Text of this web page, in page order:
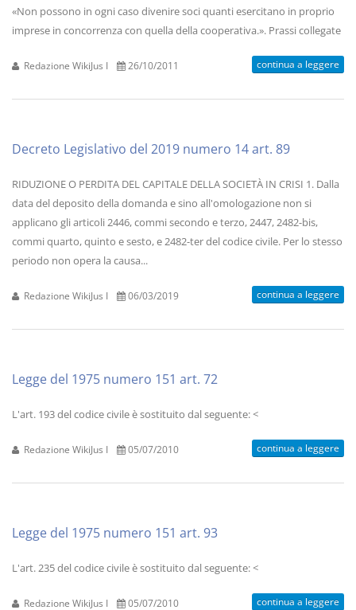
«Non possono in ogni caso divenire soci quanti esercitano in proprio
imprese in concorrenza con quella della cooperativa.». Prassi collegate
Redazione WikiJus I 26/10/2011 continua a leggere
Decreto Legislativo del 2019 numero 14 art. 89
RIDUZIONE O PERDITA DEL CAPITALE DELLA SOCIETÀ IN CRISI 1. Dalla
data del deposito della domanda e sino all'omologazione non si
applicano gli articoli 2446, commi secondo e terzo, 2447, 2482-bis,
commi quarto, quinto e sesto, e 2482-ter del codice civile. Per lo stesso
periodo non opera la causa...
Redazione WikiJus I 06/03/2019 continua a leggere
Legge del 1975 numero 151 art. 72
L'art. 193 del codice civile è sostituito dal seguente: <
Redazione WikiJus I 05/07/2010 continua a leggere
Legge del 1975 numero 151 art. 93
L'art. 235 del codice civile è sostituito dal seguente: <
Redazione WikiJus I 05/07/2010 continua a leggere